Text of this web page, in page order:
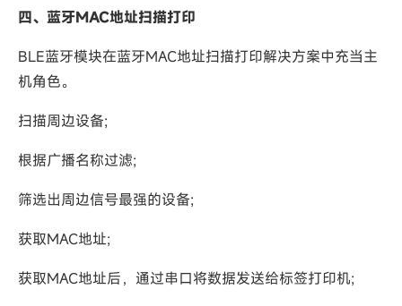
四、蓝牙MAC地址扫描打印
BLE蓝牙模块在蓝牙MAC地址扫描打印解决方案中充当主
机角色。
扫描周边设备;
根据广播名称过滤;
筛选出周边信号最强的设备;
获取MAC地址;
获取MAC地址后，通过串口将数据发送给标签打印机;